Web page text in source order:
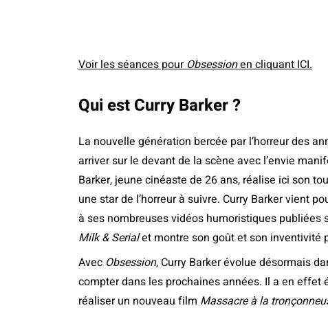
Voir les séances pourObsessionen cliquant ICI.
Qui est Curry Barker ?
La nouvelle génération bercée par l’horreur des
arriver sur le devant de la scène avec l’envie
Barker, jeune cinéaste de 26 ans, réalise ici son
une star de l’horreur à suivre. Curry Barker vient
à ses nombreuses vidéos humoristiques publiées
Milk & Serialet montre son goût et son inventivité
Avec Obsession, Curry Barker évolue désormais
compter dans les prochaines années. Il a en
réaliser un nouveau film Massacre à la